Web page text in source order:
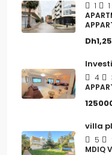
1
1
4
villa
5
MDIQ